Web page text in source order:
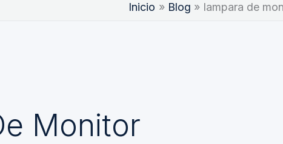
Inicio Blog lampara de
Monitor